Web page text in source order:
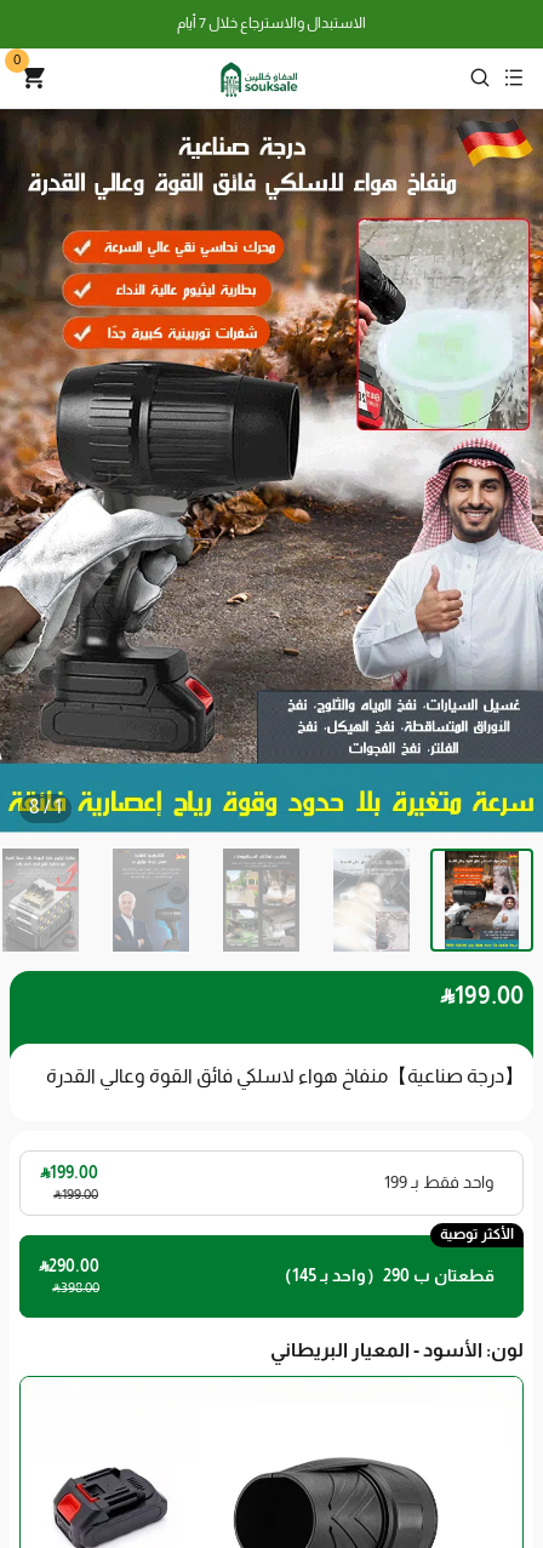
الاستبدال والاسترجاع خلال 7 أيام
0
1
/
8
199.00

【درجة صناعية】منفاخ هواء لاسلكي فائق القوة وعالي القدرة
واحد فقط بـ 199
199.00

199.00

قطعتان ب 290（واحد بـ 145）
398.00

290.00

الأكثر توصية
لون: الأسود - المعيار البريطاني